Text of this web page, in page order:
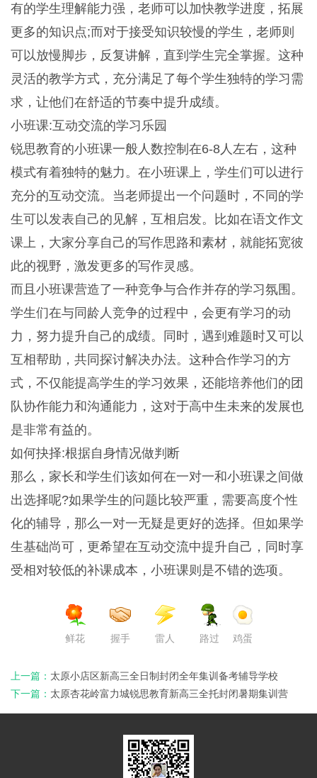
有的学生理解能力强，老师可以加快教学进度，拓展
更多的知识点;而对于接受知识较慢的学生，老师则
可以放慢脚步，反复讲解，直到学生完全掌握。这种
灵活的教学方式，充分满足了每个学生独特的学习需
求，让他们在舒适的节奏中提升成绩。
小班课:互动交流的学习乐园
锐思教育的小班课一般人数控制在6-8人左右，这种
模式有着独特的魅力。在小班课上，学生们可以进行
充分的互动交流。当老师提出一个问题时，不同的学
生可以发表自己的见解，互相启发。比如在语文作文
课上，大家分享自己的写作思路和素材，就能拓宽彼
此的视野，激发更多的写作灵感。
而且小班课营造了一种竞争与合作并存的学习氛围。
学生们在与同龄人竞争的过程中，会更有学习的动
力，努力提升自己的成绩。同时，遇到难题时又可以
互相帮助，共同探讨解决办法。这种合作学习的方
式，不仅能提高学生的学习效果，还能培养他们的团
队协作能力和沟通能力，这对于高中生未来的发展也
是非常有益的。
如何抉择:根据自身情况做判断
那么，家长和学生们该如何在一对一和小班课之间做
出选择呢?如果学生的问题比较严重，需要高度个性
化的辅导，那么一对一无疑是更好的选择。但如果学
生基础尚可，更希望在互动交流中提升自己，同时享
受相对较低的补课成本，小班课则是不错的选项。
鲜花 握手 雷人 路过 鸡蛋
上一篇： 太原小店区新高三全日制封闭全年集训备考辅导学校
下一篇： 太原杏花岭富力城锐思教育新高三全托封闭暑期集训营